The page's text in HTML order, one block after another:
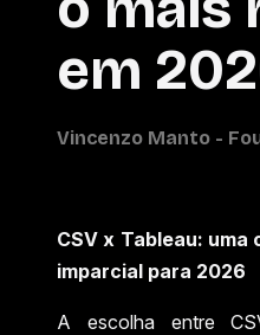
em
CSV x Tableau:
imparcial para 2026
A escolha entre